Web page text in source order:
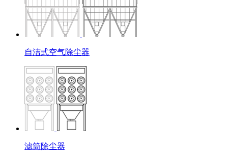
自洁式空气除尘器
滤筒除尘器